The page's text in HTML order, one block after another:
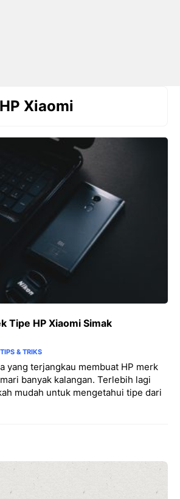
Xiaomi
Tipe HP Xiaomi Simak
TIPS & TRIKS
yang terjangkau membuat HP merk
banyak kalangan. Terlebih lagi
mudah untuk mengetahui tipe dari